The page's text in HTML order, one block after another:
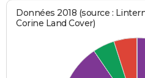
Données 2018 (source :
Corine Land Cover)